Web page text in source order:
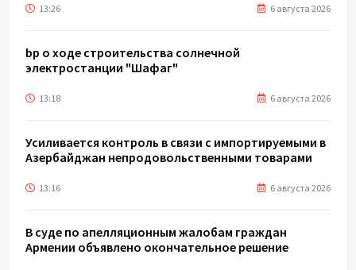
13:26 6 августа 2026
bp о ходе строительства солнечной
электростанции "Шафаг"
13:18 6 августа 2026
Усиливается контроль в связи с импортируемыми в
Азербайджан непродовольственными товарами
13:16 6 августа 2026
В суде по апелляционным жалобам граждан
Армении объявлено окончательное решение